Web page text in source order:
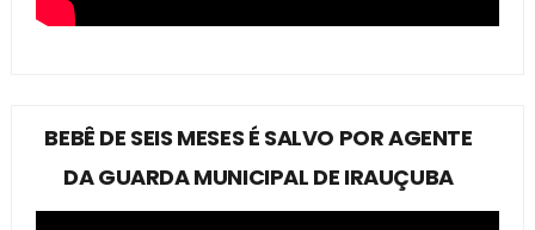
BEBÊ DE SEIS MESES É SALVO POR AGENTE
DA GUARDA MUNICIPAL DE IRAUÇUBA